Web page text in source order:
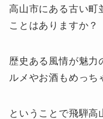
高山市にある古い町
ことはありますか？
歴史ある風情が魅力
ルメやお酒もめっち
ということで飛騨高